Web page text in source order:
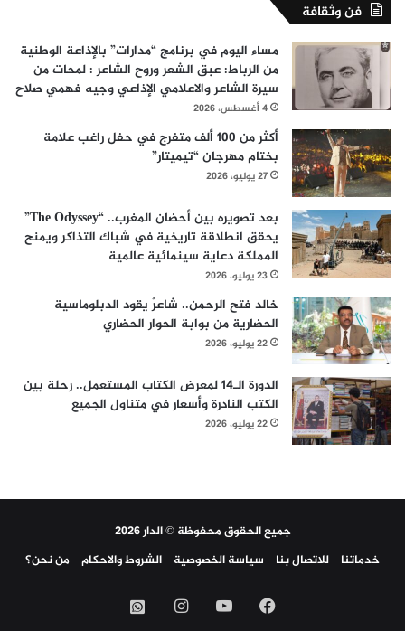
فن وثقافة
مساء اليوم في برنامج “مدارات” بالإذاعة الوطنية
من الرباط: عبق الشعر وروح الشاعر : لمحات من
سيرة الشاعر والاعلامي الإذاعي وجيه فهمي صلاح
4 أغسطس، 2026
أكثر من 100 ألف متفرج في حفل راغب علامة
بختام مهرجان “تيميتار”
27 يوليو، 2026
بعد تصويره بين أحضان المغرب.. “The Odyssey”
يحقق انطلاقة تاريخية في شباك التذاكر ويمنح
المملكة دعاية سينمائية عالمية
23 يوليو، 2026
خالد فتح الرحمن.. شاعرٌ يقود الدبلوماسية
الحضارية من بوابة الحوار الحضاري
22 يوليو، 2026
الدورة الـ14 لمعرض الكتاب المستعمل.. رحلة بين
الكتب النادرة وأسعار في متناول الجميع
22 يوليو، 2026
جميع الحقوق محفوظة © الدار 2026
خدماتنا
للاتصال بنا سياسة الخصوصية الشروط والاحكام من نحن؟
فيسبوك‫YouTubeانستقرامواتساب